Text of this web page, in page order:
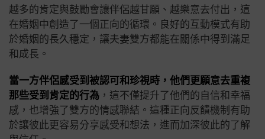
越多的肯定與鼓勵會讓伴侶越甘願、越樂意去付出，這
在婚姻中創造了一個正向的循環。良好的互動模式有助
於婚姻的長久穩定，讓夫妻雙方都能在關係中得到滿足
和成長。
當一方伴侶感受到被認可和珍視時，他們更願意去重複
那些受到肯定的行為 ，這不僅提升了他們的自信和幸福
感，也增強了雙方的情感聯結。這種正向反饋機制有助
於讓彼此更容易分享感受和想法，進而加深彼此的了解